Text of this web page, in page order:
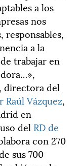
a los
nos
responsables,
a la
trabajar en
, directora del
Vázquez,
en
del RD de
con 270
sus 700